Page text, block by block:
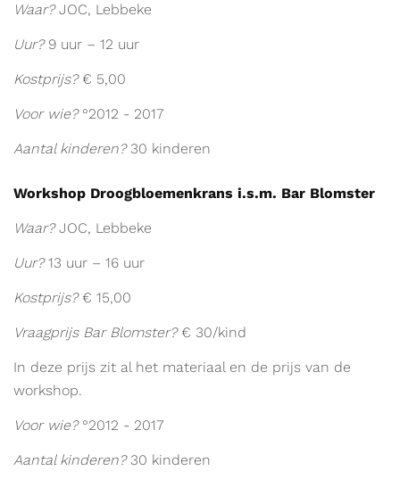
Waar?JOC, Lebbeke
Uur? 9 uur – 12 uur
Kostprijs?€ 5,00
Voor wie? °2012 - 2017
Aantal kinderen? 30 kinderen
Workshop Droogbloemenkrans i.s.m. Bar Blomster
Waar?JOC, Lebbeke
Uur?13 uur – 16 uur
Kostprijs?€ 15,00
Vraagprijs Bar Blomster?€ 30/kind
In deze prijs zit al het materiaal en de prijs van de
workshop.
Voor wie? °2012 - 2017
Aantal kinderen? 30 kinderen